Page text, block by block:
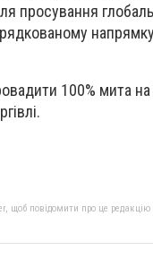
просування
100% мита на
щоб повідомити про це редакцію